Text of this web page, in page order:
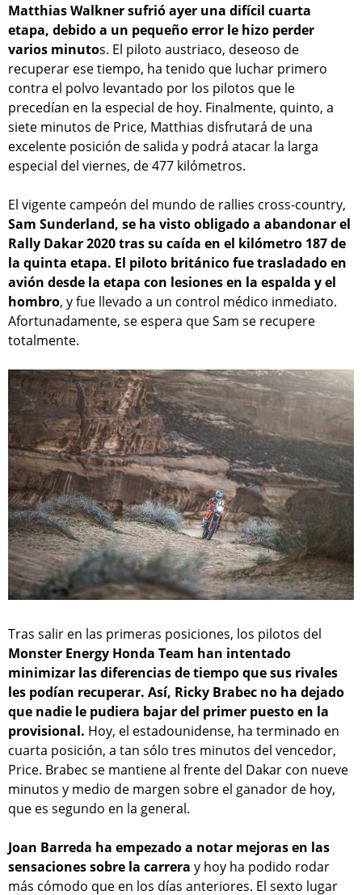
Matthias Walkner sufrió ayer una difícil cuarta
etapa, debido a un pequeño error le hizo perder
varios minutos. El piloto austriaco, deseoso de
recuperar ese tiempo, ha tenido que luchar primero
contra el polvo levantado por los pilotos que le
precedían en la especial de hoy. Finalmente, quinto, a
siete minutos de Price, Matthias disfrutará de una
excelente posición de salida y podrá atacar la larga
especial del viernes, de 477 kilómetros.
El vigente campeón del mundo de rallies cross-country,
Sam Sunderland, se ha visto obligado a abandonar el
Rally Dakar 2020 tras su caída en el kilómetro 187 de
la quinta etapa. El piloto británico fue trasladado en
avión desde la etapa con lesiones en la espalda y el
hombro, y fue llevado a un control médico inmediato.
Afortunadamente, se espera que Sam se recupere
totalmente.
Tras salir en las primeras posiciones, los pilotos del
Monster Energy Honda Team han intentado
minimizar las diferencias de tiempo que sus rivales
les podían recuperar. Así, Ricky Brabec no ha dejado
que nadie le pudiera bajar del primer puesto en la
provisional. Hoy, el estadounidense, ha terminado en
cuarta posición, a tan sólo tres minutos del vencedor,
Price. Brabec se mantiene al frente del Dakar con nueve
minutos y medio de margen sobre el ganador de hoy,
que es segundo en la general.
Joan Barreda ha empezado a notar mejoras en las
sensaciones sobre la carrera y hoy ha podido rodar
más cómodo que en los días anteriores. El sexto lugar